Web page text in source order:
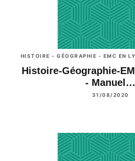
HISTOIRE - GÉOGRAPHIE - EMC EN
Histoire-Géographie-
- Manuel…
31/08/2020